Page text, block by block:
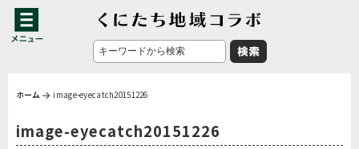
ホーム image-eyecatch20151226
image-eyecatch20151226